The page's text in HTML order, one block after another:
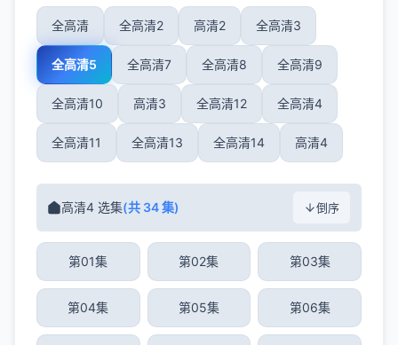
全高清 全高清2 高清2 全高清3
全高清5 全高清7 全高清8 全高清9
全高清10 高清3 全高清12 全高清4
全高清11 全高清13 全高清14 高清4
高清4 选集(共 34 集) 倒序
第01集 第02集 第03集
第04集 第05集 第06集